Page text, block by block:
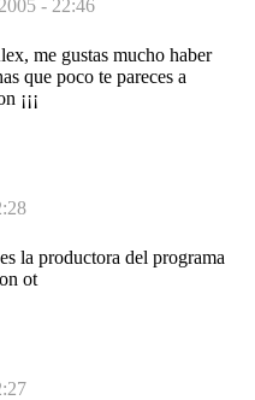
- 22:46
me gustas mucho haber
que poco te pareces a
¡¡¡
la productora del programa
ot